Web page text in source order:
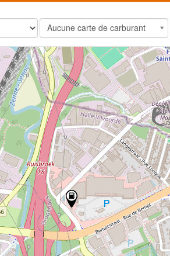
Aucune carte de carburant